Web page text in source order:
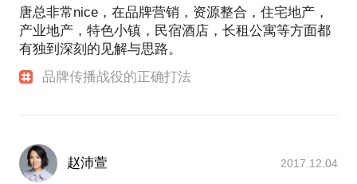
唐总非常nice，在品牌营销，资源整合，住宅地产，
产业地产，特色小镇，民宿酒店，长租公寓等方面都
有独到深刻的见解与思路。
品牌传播战役的正确打法
赵沛萱 2017.12.04